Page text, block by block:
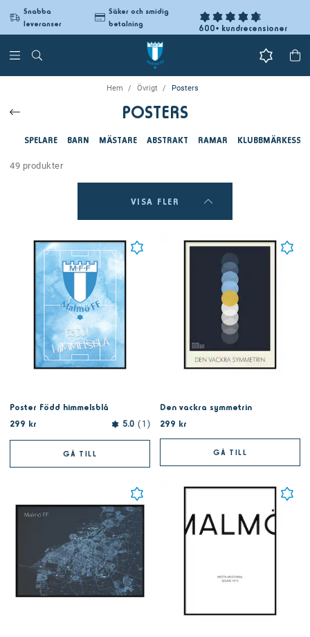
Snabba
leveranser
Säker och smidig
betalning
600+ kundrecensioner
Hem Övrigt Posters
POSTERS
SPELARE BARN MÄSTARE ABSTRAKT RAMAR
49 produkter
VISA FLER
Poster Född himmelsblå
299 kr
5.0 1
GÅ TILL
Den vackra symmetrin
299 kr
GÅ TILL